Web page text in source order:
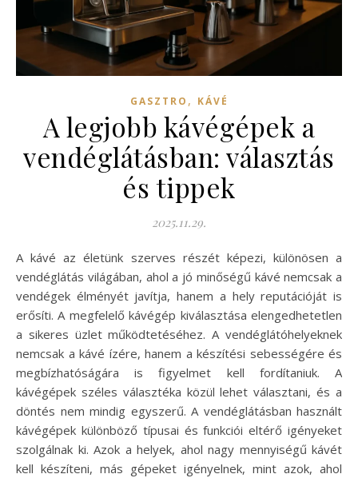
GASZTRO , KÁVÉ
A legjobb kávégépek a
vendéglátásban: választás
és tippek
2025.11.29.
A kávé az életünk szerves részét képezi, különösen a
vendéglátás világában, ahol a jó minőségű kávé nemcsak a
vendégek élményét javítja, hanem a hely reputációját is
erősíti. A megfelelő kávégép kiválasztása elengedhetetlen
a sikeres üzlet működtetéséhez. A vendéglátóhelyeknek
nemcsak a kávé ízére, hanem a készítési sebességére és
megbízhatóságára is figyelmet kell fordítaniuk. A
kávégépek széles választéka közül lehet választani, és a
döntés nem mindig egyszerű. A vendéglátásban használt
kávégépek különböző típusai és funkciói eltérő igényeket
szolgálnak ki. Azok a helyek, ahol nagy mennyiségű kávét
kell készíteni, más gépeket igényelnek, mint azok, ahol